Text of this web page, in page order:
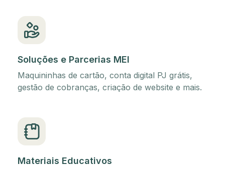
Soluções e Parcerias MEI
Maquininhas de cartão, conta digital PJ grátis,
gestão de cobranças, criação de website e mais.
Materiais Educativos